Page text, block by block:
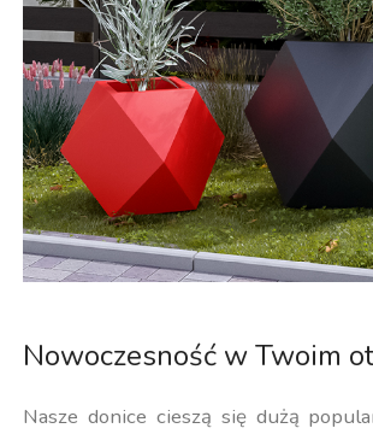
Nowoczesność w Twoim
Nasze donice cieszą się dużą